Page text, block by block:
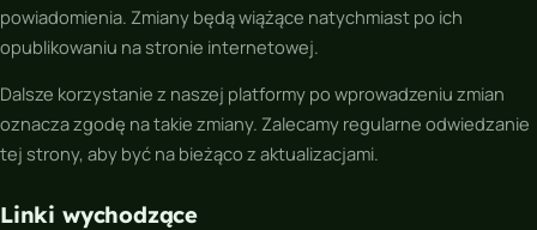
powiadomienia. Zmiany będą wiążące natychmiast po ich
opublikowaniu na stronie internetowej.
Dalsze korzystanie z naszej platformy po wprowadzeniu zmian
oznacza zgodę na takie zmiany. Zalecamy regularne odwiedzanie
tej strony, aby być na bieżąco z aktualizacjami.
Linki wychodzące